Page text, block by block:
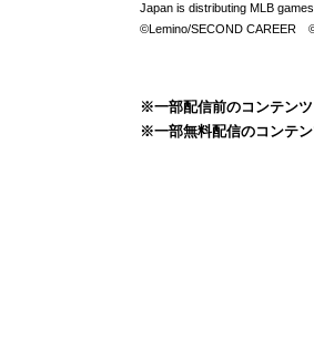
Japan is distributing MLB
©Lemino/SECOND CAREER
※一部配信前のコンテンツ
※一部無料配信のコンテン